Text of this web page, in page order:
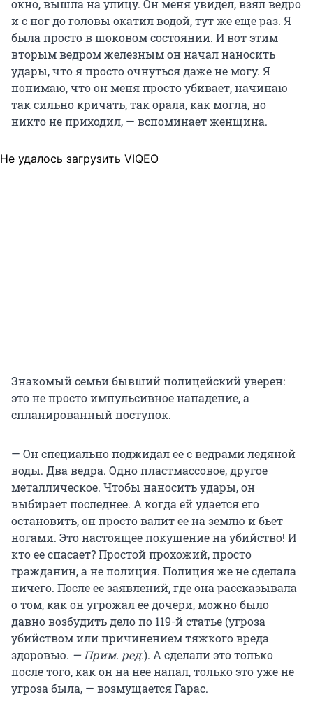
окно, вышла на улицу. Он меня увидел, взял ведро
и с ног до головы окатил водой, тут же еще раз. Я
была просто в шоковом состоянии. И вот этим
вторым ведром железным он начал наносить
удары, что я просто очнуться даже не могу. Я
понимаю, что он меня просто убивает, начинаю
так сильно кричать, так орала, как могла, но
никто не приходил, — вспоминает женщина.
Не удалось загрузить VIQEO
Знакомый семьи бывший полицейский уверен:
это не просто импульсивное нападение, а
спланированный поступок.
— Он специально поджидал ее с ведрами ледяной
воды. Два ведра. Одно пластмассовое, другое
металлическое. Чтобы наносить удары, он
выбирает последнее. А когда ей удается его
остановить, он просто валит ее на землю и бьет
ногами. Это настоящее покушение на убийство! И
кто ее спасает? Простой прохожий, просто
гражданин, а не полиция. Полиция же не сделала
ничего. После ее заявлений, где она рассказывала
о том, как он угрожал ее дочери, можно было
давно возбудить дело по 119-й статье (угроза
убийством или причинением тяжкого вреда
здоровью. — Прим. ред.). А сделали это только
после того, как он на нее напал, только это уже не
угроза была, — возмущается Гарас.